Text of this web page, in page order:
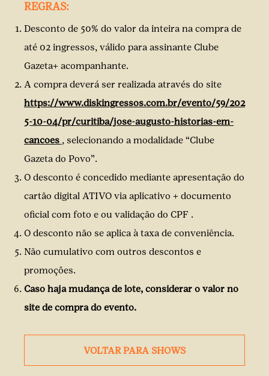
REGRAS:
Desconto de 50% do valor da inteira na compra de
até 02 ingressos, válido para assinante Clube
Gazeta+ acompanhante.
A compra deverá ser realizada através do site
https://www.diskingressos.com.br/evento/59/202
5-10-04/pr/curitiba/jose-augusto-historias-em-
cancoes , selecionando a modalidade “Clube
Gazeta do Povo”.
O desconto é concedido mediante apresentação do
cartão digital ATIVO via aplicativo + documento
oficial com foto e ou validação do CPF .
O desconto não se aplica à taxa de conveniência.
Não cumulativo com outros descontos e
promoções.
Caso haja mudança de lote, considerar o valor no
site de compra do evento.
VOLTAR PARA SHOWS